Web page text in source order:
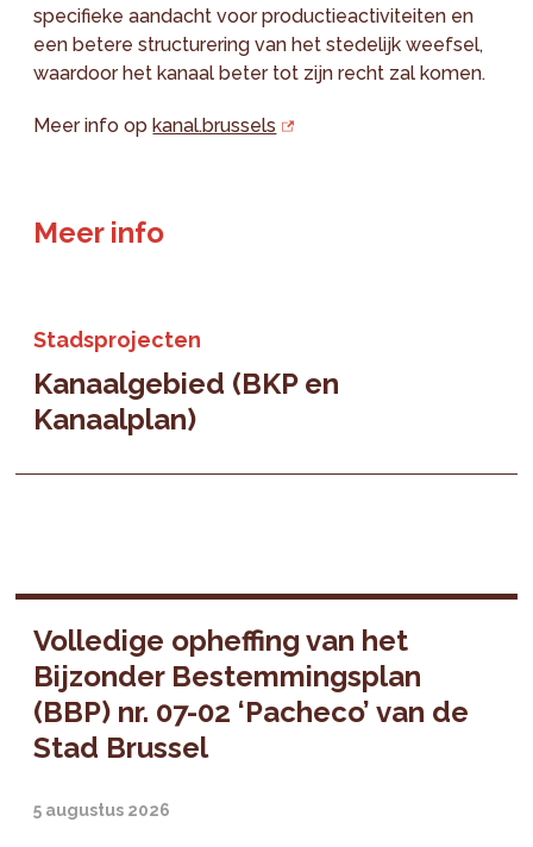
specifieke aandacht voor productieactiviteiten en
een betere structurering van het stedelijk weefsel,
waardoor het kanaal beter tot zijn recht zal komen.
Meer info opkanal.brussels
Meer info
Stadsprojecten
Kanaalgebied (BKP en
Kanaalplan)
Volledige opheffing van het
Bijzonder Bestemmingsplan
(BBP) nr. 07-02 ‘Pacheco’ van de
Stad Brussel
5 augustus 2026